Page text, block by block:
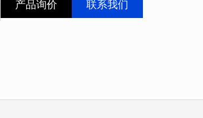
产品询价 联系我们